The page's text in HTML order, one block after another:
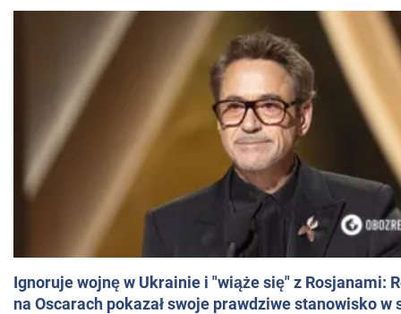
Ignoruje wojnę w Ukrainie i "wiąże się" z Rosjanami:
na Oscarach pokazał swoje prawdziwe stanowisko w